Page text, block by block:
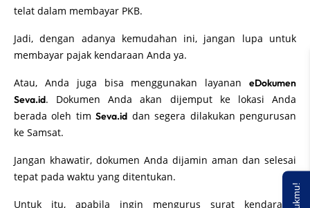
telat dalam membayar PKB.
Jadi, dengan adanya kemudahan ini, jangan lupa untuk
membayar pajak kendaraan Anda ya.
Atau, Anda juga bisa menggunakan layanan eDokumen
Seva.id. Dokumen Anda akan dijemput ke lokasi Anda
berada oleh timSeva.id dan segera dilakukan pengurusan
ke Samsat.
Jangan khawatir, dokumen Anda dijamin aman dan selesai
tepat pada waktu yang ditentukan.
Untuk itu, apabila ingin mengurus surat kendaraan,